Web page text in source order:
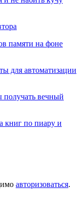
памяти на фоне
для автоматизации
получать вечный
по пиару и
авторизоваться.